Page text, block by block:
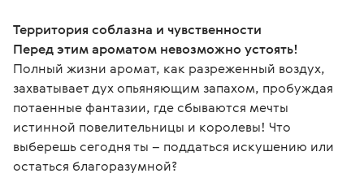
Территория соблазна и чувственности
Перед этим ароматом невозможно устоять!
Полный жизни аромат, как разреженный воздух,
захватывает дух опьяняющим запахом, пробуждая
потаенные фантазии, где сбываются мечты
истинной повелительницы и королевы! Что
выберешь сегодня ты – поддаться искушению или
остаться благоразумной?